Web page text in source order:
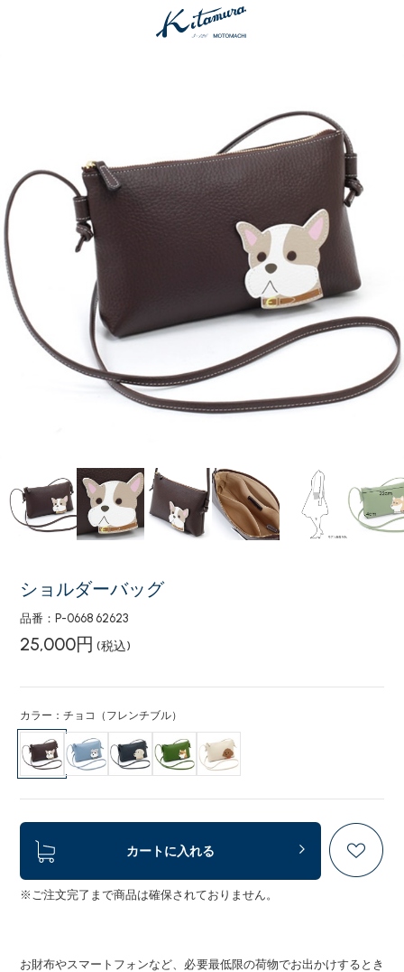
ショルダーバッグ
品番：P-0668 62623
25,000円 (税込)
カラー：チョコ（フレンチブル）
カートに入れる
※ご注文完了まで商品は確保されておりません。
お財布やスマートフォンなど、必要最低限の荷物でお出かけするとき